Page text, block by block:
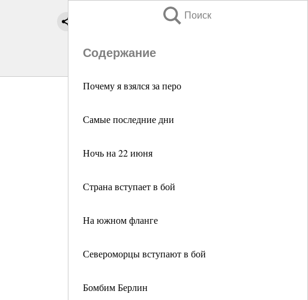
Поиск
Содержание
Почему я взялся за перо
Самые последние дни
Ночь на 22 июня
Страна вступает в бой
На южном фланге
Североморцы вступают в бой
Бомбим Берлин